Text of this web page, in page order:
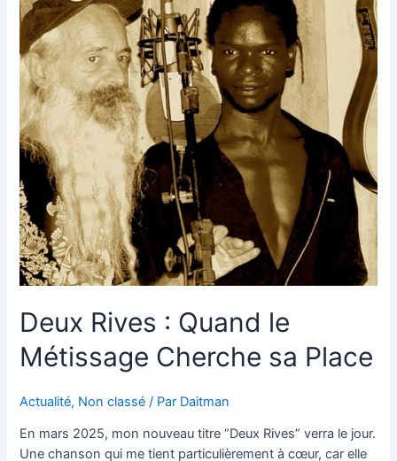
Deux Rives : Quand le
Métissage Cherche sa Place
Actualité, Non classé / Par Daitman
En mars 2025, mon nouveau titre “Deux Rives” verra le jour.
Une chanson qui me tient particulièrement à cœur, car elle
Rives
:
Quand
le
Métissage
Cherche
sa
Place